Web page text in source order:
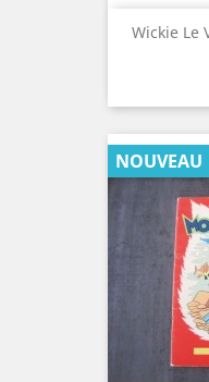
Wickie Le
NOUVEAU